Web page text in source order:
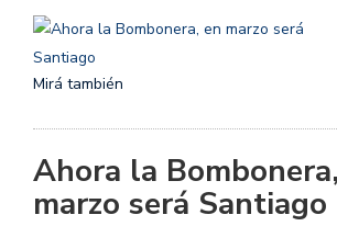
Mirá también
Ahora la
marzo será Santiago